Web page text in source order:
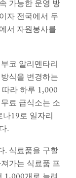
가능한 운영 방
자 전국에서 두
서 자원봉사를
코 알리멘타리
식을 변경하는
라 하루 1,000
료 급식소는 소
19로 일자리
.
. 식료품을 구할
가는 식료품 프